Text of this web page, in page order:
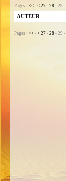
Pages : << - < 27 - 28 - 29 -
AUTEUR
Pages : << - < 27 - 28 - 29 -